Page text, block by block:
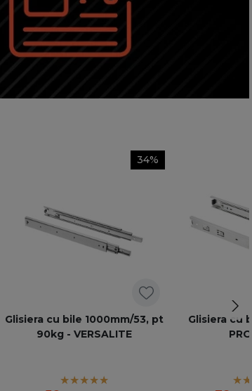
34%
Glisiera cu bile 1000mm/53, pt
90kg - VERSALITE
Glisiera cu